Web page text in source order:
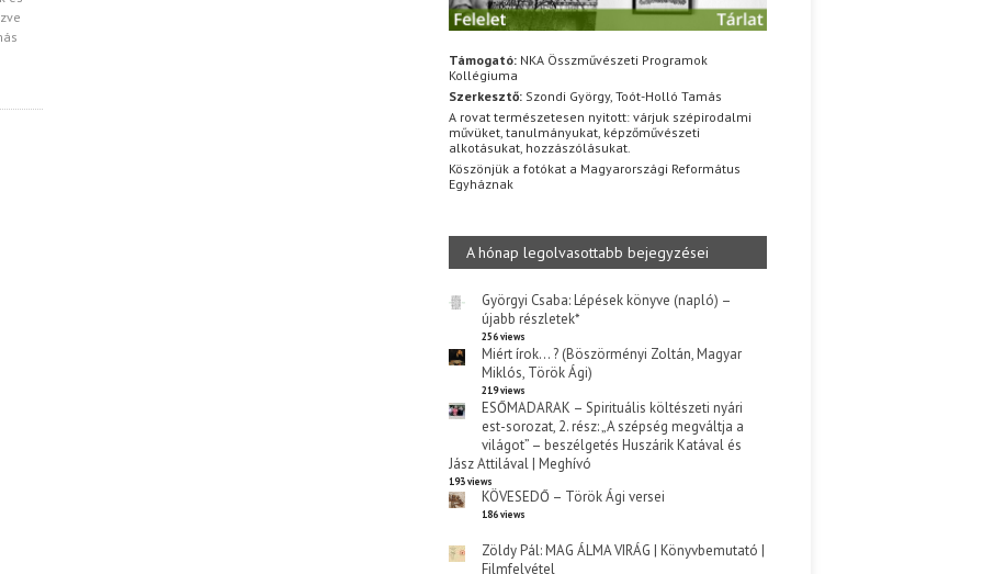
Támogató: NKA Összművészeti Programok
Kollégiuma
Szerkesztő: Szondi György, Toót-Holló Tamás
A rovat természetesen nyitott: várjuk szépirodalmi
művüket, tanulmányukat, képzőművészeti
alkotásukat, hozzászólásukat.
Köszönjük a fotókat a Magyarországi Református
Egyháznak
A hónap legolvasottabb bejegyzései
Györgyi Csaba: Lépések könyve (napló) –
újabb részletek*
256 views
Miért írok… ? (Böszörményi Zoltán, Magyar
Miklós, Török Ági)
219 views
ESŐMADARAK – Spirituális költészeti nyári
est-sorozat, 2. rész: „A szépség megváltja a
világot” – beszélgetés Huszárik Katával és
Jász Attilával | Meghívó
193 views
KÖVESEDŐ – Török Ági versei
186 views
Zöldy Pál: MAG ÁLMA VIRÁG | Könyvbemutató |
Filmfelvétel